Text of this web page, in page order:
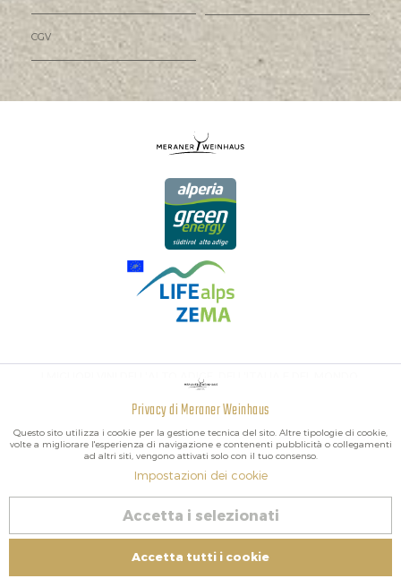
CGV
I MIGLIORI VINI DELL'ALTO ADIGE, DELL'ITALIA E DEL MONDO.
Revoca contratto
| P.IVA IT02578060218 | Bio-Certificato:
Tracciamento
attivo
Servizio Non
Privacy di Meraner Weinhaus
Questo sito utilizza i cookie per la gestione tecnica del sito. Altre tipologie di cookie,
volte a migliorare l'esperienza di navigazione e contenenti pubblicità o collegamenti
ad altri siti, vengono attivati solo con il tuo consenso.
Impostazioni dei cookie
Accetta i selezionati
Accetta tutti i cookie